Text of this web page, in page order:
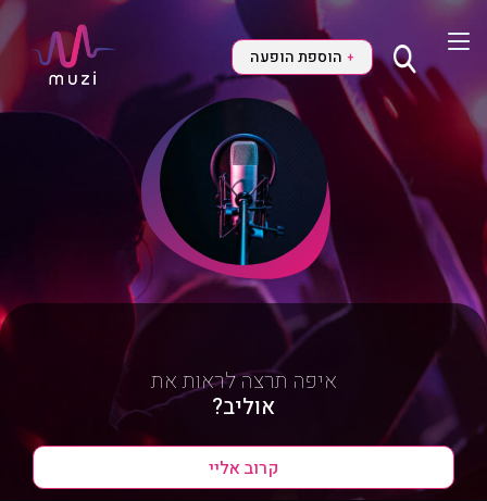
+ הוספת הופעה
איפה תרצה לראות את
אוליב?